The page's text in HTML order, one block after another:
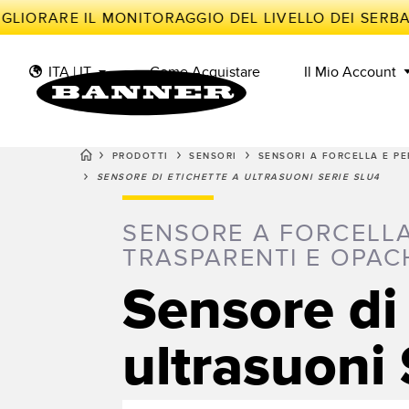
IL MONITORAGGIO DEL LIVELLO DEI
ITA | IT Come Acquistare Il Mio Account
SENSORI
SOLUZIONI DI MISURA
ILLUMINATORI E
INDICATORI
SICUREZZA DELLE
MACCHINE
TECNOLOGIA WIRELESS IN
IIOT E LA FABBRICA
INTELLIGENTE
SENSORI INTELLIGENTI
PROTEZIONE DI
MACCHINARI
TRACK & TRACE
PICK-TO-LIGHT
PRODOTTI SENSORI SENSORI A FORCELLA E
SENSORE DI ETICHETTE A ULTRASUONI SERIE SLU4
SENSORE A
TRASPARENTI E
Sensore
ultrasuoni